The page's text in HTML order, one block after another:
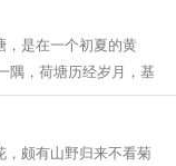
，是在一个初夏的黄
隅，荷塘历经岁月，基
，颇有山野归来不看菊